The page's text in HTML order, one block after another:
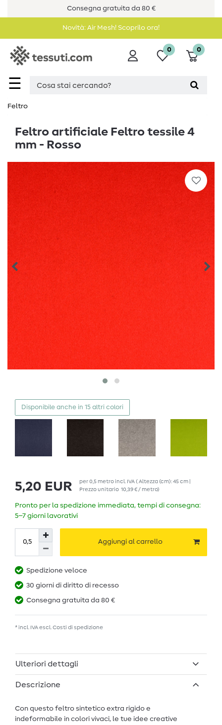
Consegna gratuita da 80 €
Novità: Air Mesh! Scoprilo ora!
☰
0 0
Feltro
Feltro artificiale Feltro tessile 4
mm - Rosso
Disponibile anche in 15 altri colori
5,20 EUR per0,5 metroincl. IVA( Altezza (cm): 45 cm |
Prezzo unitario 10,39 € / metro)
Pronto per la spedizione immediata, tempi di consegna:
5–7 giorni lavorativi
Aggiungi al carrello
Spedizione veloce
30 giorni di diritto di recesso
Consegna gratuita da 80 €
* incl. IVA escl. Costi di spedizione
Ulteriori dettagli
Descrizione
Con questo feltro sintetico extra rigido e
indeformabile in colori vivaci, le tue idee creative